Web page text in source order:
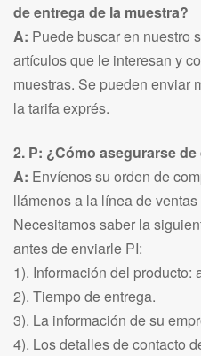
de entrega de la muestra?
A: Puede buscar en nuestro
artículos que le interesan y
muestras. Se pueden enviar
la tarifa exprés.
2. P: ¿Cómo asegurarse
A: Envíenos su orden de
llámenos a la línea de
Necesitamos saber la
antes de enviarle PI:
1). Información del producto:
2). Tiempo de entrega.
3). La información de su
4). Los detalles de contacto